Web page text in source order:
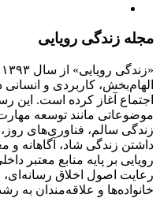
مجله زندگی رویایی
الهام‌بخش، کاربردی و
اجتماع آغاز کرده است. این
موضوعاتی مانند توسعه
زندگی سالم، فناوری‌های
داشتن زندگی شاد، آگاهانه و
رویایی بر پایه منابع معتبر
رعایت اصول اخلاق رسانه‌ای،
خانواده‌ها و علاقه‌مندان به